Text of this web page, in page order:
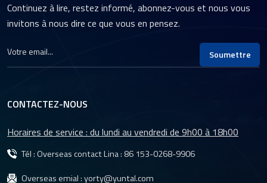
Continuez à lire, restez informé, abonnez-vous et nous vous
invitons à nous dire ce que vous en pensez.
Soumettre
CONTACTEZ-NOUS
Horaires de service : du lundi au vendredi de 9h00 à 18h00
Tél : Overseas contact Lina : 86 153-0268-9906
Overseas emial :yorty@yuntal.com